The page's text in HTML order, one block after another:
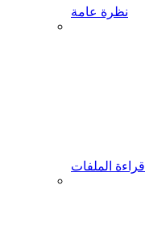
نظرة عامة
قراءة الملفات